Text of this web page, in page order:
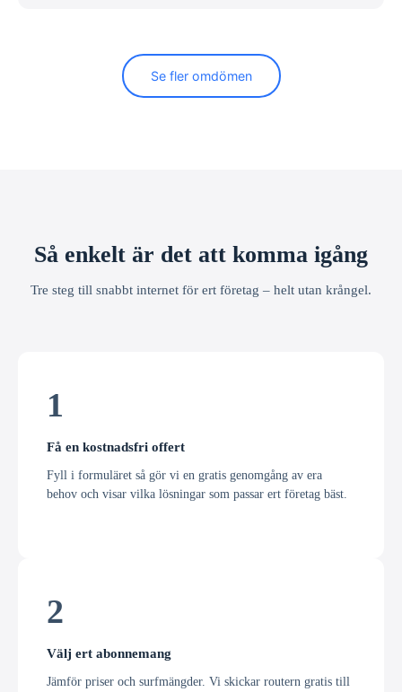
Se fler omdömen
Så enkelt är det att komma igång
Tre steg till snabbt internet för ert företag – helt utan krångel.
1
Få en kostnadsfri offert
Fyll i formuläret så gör vi en gratis genomgång av era
behov och visar vilka lösningar som passar ert företag bäst.
2
Välj ert abonnemang
Jämför priser och surfmängder. Vi skickar routern gratis till